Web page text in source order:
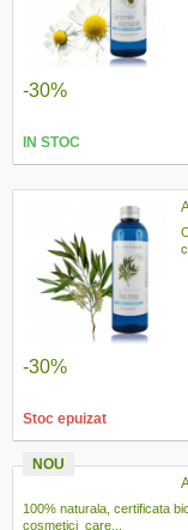
-30%
IN STOC
-30%
Stoc epuizat
NOU
100% naturala, certificata
cosmetici care...